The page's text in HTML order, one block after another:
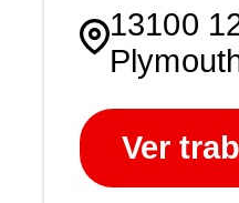
13100
Ver